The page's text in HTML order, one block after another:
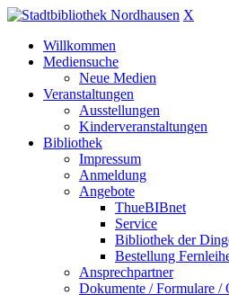
X
Willkommen
Mediensuche
Neue Medien
Veranstaltungen
Ausstellungen
Kinderveranstaltungen
Bibliothek
Impressum
Anmeldung
Angebote
ThueBIBnet
Service
Bibliothek der
Bestellung
Ansprechpartner
Dokumente / Formulare /